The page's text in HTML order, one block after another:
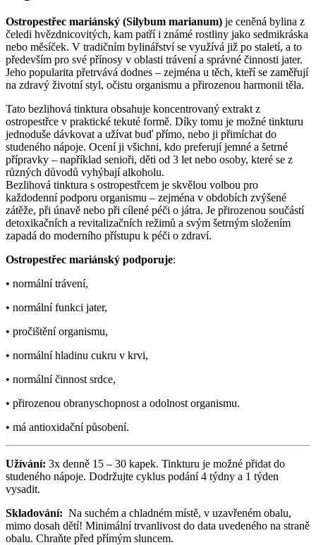
Ostropestřec mariánský (Silybum marianum) je ceněná bylina z
čeledi hvězdnicovitých, kam patří i známé rostliny jako sedmikráska
nebo měsíček. V tradičním bylinářství se využívá již po staletí, a to
především pro své přínosy v oblasti trávení a správné činnosti jater.
Jeho popularita přetrvává dodnes – zejména u těch, kteří se zaměřují
na zdravý životní styl, očistu organismu a přirozenou harmonii těla.
Tato bezlihová tinktura obsahuje koncentrovaný extrakt z
ostropestřce v praktické tekuté formě. Díky tomu je možné tinkturu
jednoduše dávkovat a užívat buď přímo, nebo ji přimíchat do
studeného nápoje. Ocení ji všichni, kdo preferují jemné a šetrné
přípravky – například senioři, děti od 3 let nebo osoby, které se z
různých důvodů vyhýbají alkoholu.
Bezlihová tinktura s ostropestřcem je skvělou volbou pro
každodenní podporu organismu – zejména v obdobích zvýšené
zátěže, při únavě nebo při cílené péči o játra. Je přirozenou součástí
detoxikačních a revitalizačních režimů a svým šetrným složením
zapadá do moderního přístupu k péči o zdraví.
Ostropestřec mariánský podporuje:
• normální trávení,
• normální funkci jater,
• pročištění organismu,
• normální hladinu cukru v krvi,
• normální činnost srdce,
• přirozenou obranyschopnost a odolnost organismu.
• má antioxidační působení.
Užívání: 3x denně 15 – 30 kapek. Tinkturu je možné přidat do
studeného nápoje. Dodržujte cyklus podání 4 týdny a 1 týden
vysadit.
Skladování: Na suchém a chladném místě, v uzavřeném obalu,
mimo dosah dětí! Minimální trvanlivost do data uvedeného na straně
obalu. Chraňte před přímým sluncem.